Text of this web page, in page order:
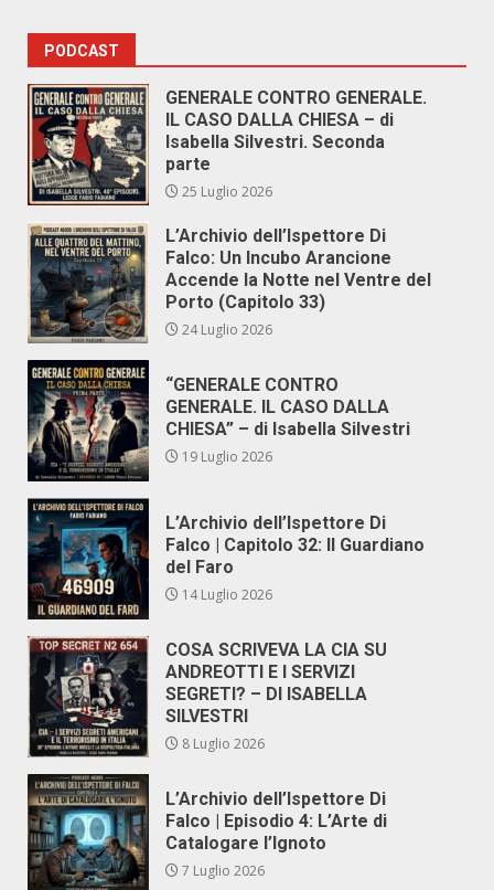
PODCAST
GENERALE CONTRO GENERALE.
IL CASO DALLA CHIESA – di
Isabella Silvestri. Seconda
parte
25 Luglio 2026
L’Archivio dell’Ispettore Di
Falco: Un Incubo Arancione
Accende la Notte nel Ventre del
Porto (Capitolo 33)
24 Luglio 2026
“GENERALE CONTRO
GENERALE. IL CASO DALLA
CHIESA” – di Isabella Silvestri
19 Luglio 2026
L’Archivio dell’Ispettore Di
Falco | Capitolo 32: Il Guardiano
del Faro
14 Luglio 2026
COSA SCRIVEVA LA CIA SU
ANDREOTTI E I SERVIZI
SEGRETI? – DI ISABELLA
SILVESTRI
8 Luglio 2026
L’Archivio dell’Ispettore Di
Falco | Episodio 4: L’Arte di
Catalogare l’Ignoto
7 Luglio 2026